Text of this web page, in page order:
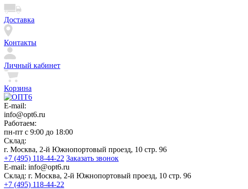
Доставка
Контакты
Личный кабинет
Корзина
E-mail:
info@opt6.ru
Работаем:
пн-пт с 9:00 до 18:00
Склад:
г. Москва, 2-й Южнопортовый проезд, 10 стр. 96
+7 (495) 118-44-22 Заказать звонок
E-mail: info@opt6.ru
Склад: г. Москва, 2-й Южнопортовый проезд, 10 стр. 96
+7 (495) 118-44-22